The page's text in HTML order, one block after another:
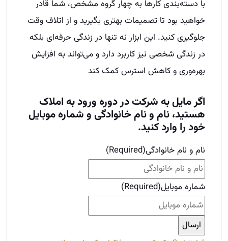
با دسته‌بندی کارها به چهار گروه مشخص، شما قادر
خواهید بود تا تصمیمات بهتری بگیرید و از اتلاف وقت
جلوگیری کنید. این ابزار نه تنها در زندگی حرفه‌ای بلکه
در زندگی شخصی نیز کاربرد دارد و می‌تواند به افزایش
بهره‌وری و کاهش استرس کمک کند
اگر مایل به شرکت در دوره ورود به املاک
هستید، نام و نام خانوادگی و شماره موبایل
خود را وارد کنید.
نام و نام خانوادگی(Required)
شماره موبایل(Required)